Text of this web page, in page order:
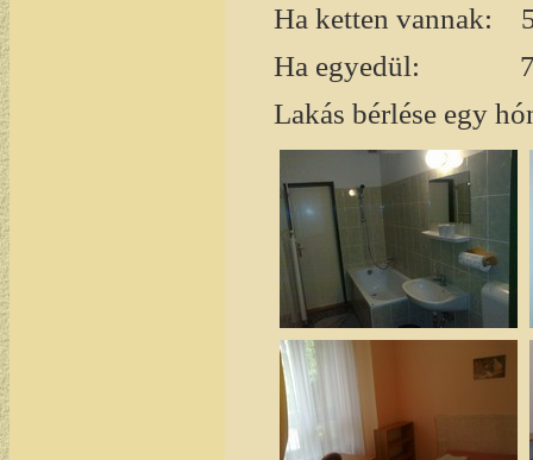
Ha ketten vannak:
Ha egyedül:
Lakás bérlése egy